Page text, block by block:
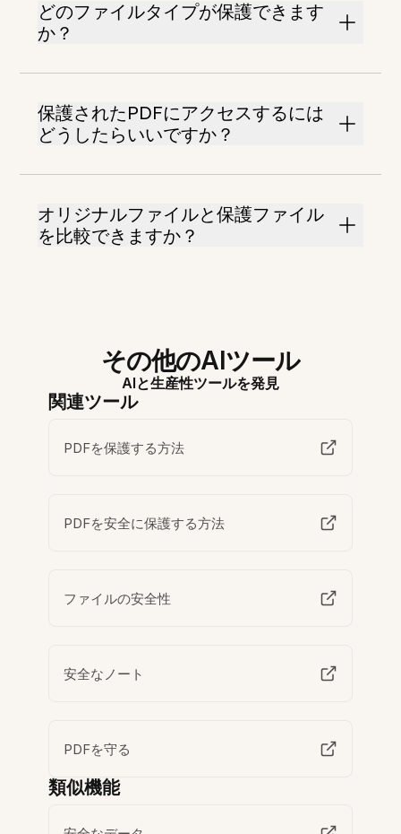
どのファイルタイプが保護できます
か？
保護されたPDFにアクセスするには
どうしたらいいですか？
オリジナルファイルと保護ファイル
を比較できますか？
その他のAIツール
AIと生産性ツールを発見
関連ツール
PDFを保護する方法
PDFを安全に保護する方法
ファイルの安全性
安全なノート
PDFを守る
類似機能